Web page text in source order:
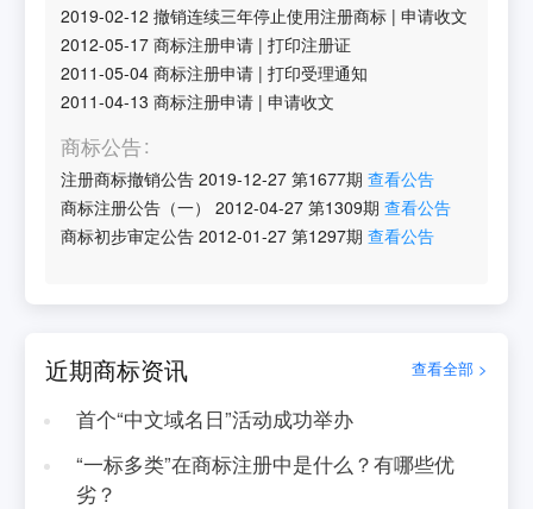
2019-02-12 撤销连续三年停止使用注册商标 |申请收文
2012-05-17 商标注册申请 |打印注册证
2011-05-04 商标注册申请 |打印受理通知
2011-04-13 商标注册申请 |申请收文
商标公告
注册商标撤销公告 2019-12-27 第1677期 查看公告
商标注册公告（一）
2012-04-27 第1309期 查看公告
商标初步审定公告 2012-01-27 第1297期 查看公告
近期商标资讯 查看全部 >
首个“中文域名日”活动成功举办
“一标多类”在商标注册中是什么？有哪些优
劣？